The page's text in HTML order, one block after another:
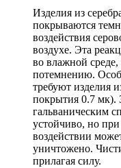
Изделия из
покрываются
воздействия
воздухе. Эта
во влажной среде,
потемнению.
требуют изделия
покрытия 0.7 мк).
гальваническим
устойчиво, но
воздействии
уничтожено.
прилагая силу.